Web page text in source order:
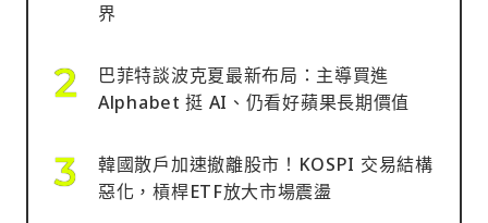
界
巴菲特談波克夏最新布局：主導買進
Alphabet 挺 AI、仍看好蘋果長期價值
韓國散戶加速撤離股市！KOSPI 交易結構
惡化，槓桿ETF放大市場震盪